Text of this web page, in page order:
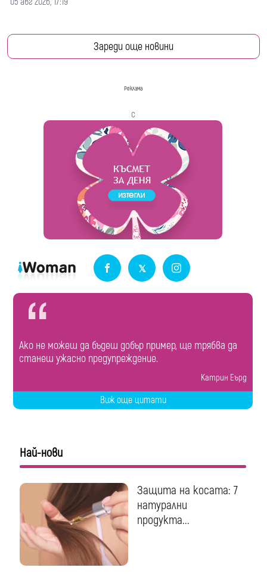
Зареди още новини
Реклама
с
Ако не можеш да бъдеш добър пример, ще трябва да
станеш ужасно предупреждение.
Катрин Еърд
Виж още цитати
Най-нови
Защита на косата: 7
натурални
продукта...